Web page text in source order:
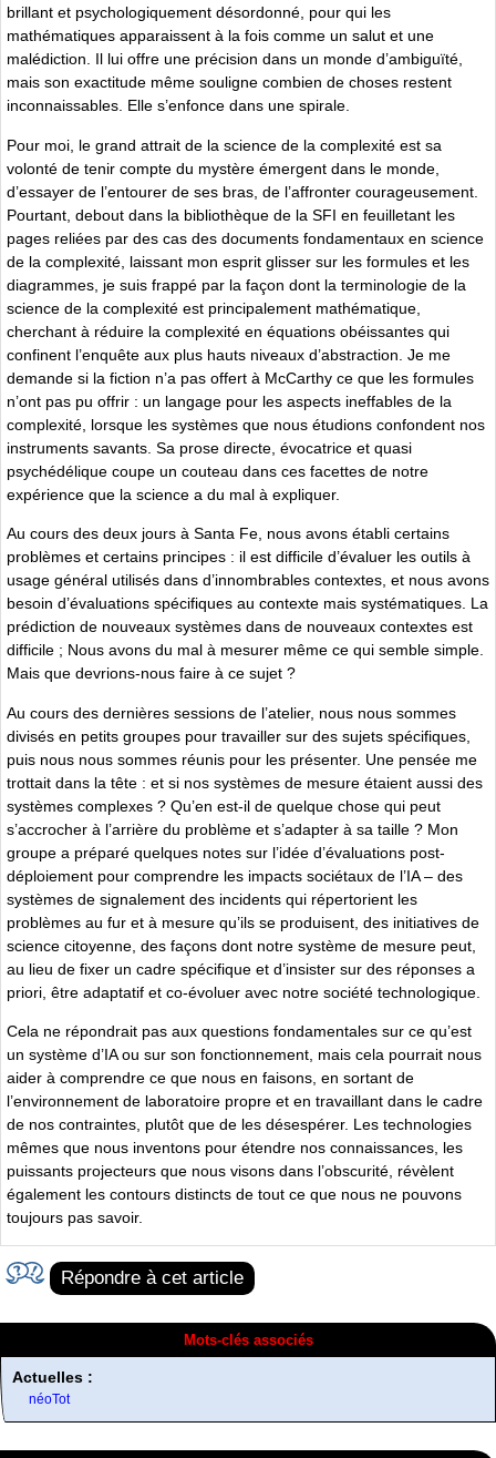
brillant et psychologiquement désordonné, pour qui les
mathématiques apparaissent à la fois comme un salut et une
malédiction. Il lui offre une précision dans un monde d’ambiguïté,
mais son exactitude même souligne combien de choses restent
inconnaissables. Elle s’enfonce dans une spirale.
Pour moi, le grand attrait de la science de la complexité est sa
volonté de tenir compte du mystère émergent dans le monde,
d’essayer de l’entourer de ses bras, de l’affronter courageusement.
Pourtant, debout dans la bibliothèque de la SFI en feuilletant les
pages reliées par des cas des documents fondamentaux en science
de la complexité, laissant mon esprit glisser sur les formules et les
diagrammes, je suis frappé par la façon dont la terminologie de la
science de la complexité est principalement mathématique,
cherchant à réduire la complexité en équations obéissantes qui
confinent l’enquête aux plus hauts niveaux d’abstraction. Je me
demande si la fiction n’a pas offert à McCarthy ce que les formules
n’ont pas pu offrir : un langage pour les aspects ineffables de la
complexité, lorsque les systèmes que nous étudions confondent nos
instruments savants. Sa prose directe, évocatrice et quasi
psychédélique coupe un couteau dans ces facettes de notre
expérience que la science a du mal à expliquer.
Au cours des deux jours à Santa Fe, nous avons établi certains
problèmes et certains principes : il est difficile d’évaluer les outils à
usage général utilisés dans d’innombrables contextes, et nous avons
besoin d’évaluations spécifiques au contexte mais systématiques. La
prédiction de nouveaux systèmes dans de nouveaux contextes est
difficile ; Nous avons du mal à mesurer même ce qui semble simple.
Mais que devrions-nous faire à ce sujet ?
Au cours des dernières sessions de l’atelier, nous nous sommes
divisés en petits groupes pour travailler sur des sujets spécifiques,
puis nous nous sommes réunis pour les présenter. Une pensée me
trottait dans la tête : et si nos systèmes de mesure étaient aussi des
systèmes complexes ? Qu’en est-il de quelque chose qui peut
s’accrocher à l’arrière du problème et s’adapter à sa taille ? Mon
groupe a préparé quelques notes sur l’idée d’évaluations post-
déploiement pour comprendre les impacts sociétaux de l’IA – des
systèmes de signalement des incidents qui répertorient les
problèmes au fur et à mesure qu’ils se produisent, des initiatives de
science citoyenne, des façons dont notre système de mesure peut,
au lieu de fixer un cadre spécifique et d’insister sur des réponses a
priori, être adaptatif et co-évoluer avec notre société technologique.
Cela ne répondrait pas aux questions fondamentales sur ce qu’est
un système d’IA ou sur son fonctionnement, mais cela pourrait nous
aider à comprendre ce que nous en faisons, en sortant de
l’environnement de laboratoire propre et en travaillant dans le cadre
de nos contraintes, plutôt que de les désespérer. Les technologies
mêmes que nous inventons pour étendre nos connaissances, les
puissants projecteurs que nous visons dans l’obscurité, révèlent
également les contours distincts de tout ce que nous ne pouvons
toujours pas savoir.
Répondre à cet article
Mots-clés associés
Actuelles :
néoTot